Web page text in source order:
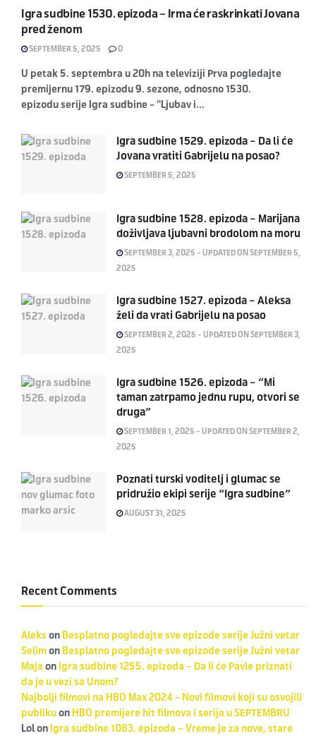
Igra sudbine 1530. epizoda – Irma će raskrinkati Jovana
pred ženom
SEPTEMBER 5, 2025 0
U petak 5. septembra u 20h na televiziji Prva pogledajte
premijernu 179. epizodu 9. sezone, odnosno 1530.
epizodu serije Igra sudbine - "Ljubav i...
Igra sudbine 1529. epizoda – Da li će
Jovana vratiti Gabrijelu na posao?
SEPTEMBER 5, 2025
Igra sudbine 1528. epizoda – Marijana
doživljava ljubavni brodolom na moru
SEPTEMBER 3, 2025 - UPDATED ON SEPTEMBER 5,
2025
Igra sudbine 1527. epizoda – Aleksa
želi da vrati Gabrijelu na posao
SEPTEMBER 2, 2025 - UPDATED ON SEPTEMBER 3,
2025
Igra sudbine 1526. epizoda – “Mi
taman zatrpamo jednu rupu, otvori se
druga”
SEPTEMBER 1, 2025 - UPDATED ON SEPTEMBER 2,
2025
Poznati turski voditelj i glumac se
pridružio ekipi serije “Igra sudbine”
AUGUST 31, 2025
Recent Comments
Alekson Besplatno pogledajte sve epizode serije Južni vetar
Selimon Besplatno pogledajte sve epizode serije Južni vetar
Maja on Igra sudbine 1255. epizoda – Da li će Pavle priznati
da je u vezi sa Unom?
Najbolji filmovi na HBO Max 2024 - Novi filmovi koji su osvojili
publikuon HBO premijere hit filmova i serija u SEPTEMBRU
Lolon Igra sudbine 1083. epizoda – Vreme je za nove, stare